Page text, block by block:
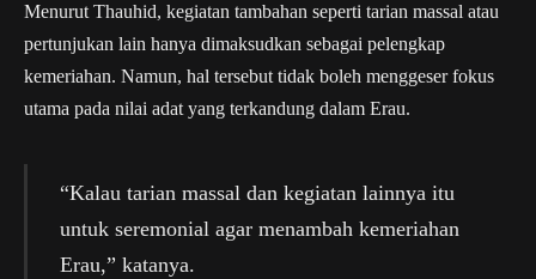
Menurut Thauhid, kegiatan tambahan seperti tarian massal atau
pertunjukan lain hanya dimaksudkan sebagai pelengkap
kemeriahan. Namun, hal tersebut tidak boleh menggeser fokus
utama pada nilai adat yang terkandung dalam Erau.
“Kalau tarian massal dan kegiatan lainnya itu
untuk seremonial agar menambah kemeriahan
Erau,” katanya.